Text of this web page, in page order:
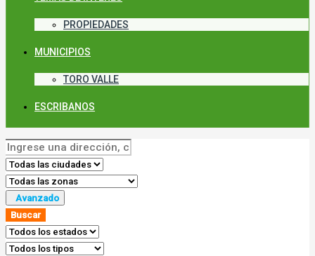
PROPIEDADES
MUNICIPIOS
TORO VALLE
ESCRIBANOS
Avanzado
Buscar